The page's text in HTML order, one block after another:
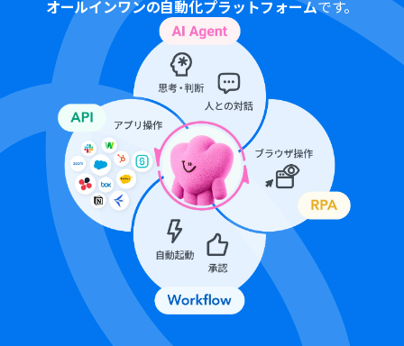
対象のアプリや機能（オペレーション）を使用すること
ができます。詳しくは、料金プラン
のページをご参照くだ
さい。
Freshsalesはミニプラン以上でご利用いただけるアプリ
となっております。フリープラン・パーソナルプランの場
合は設定しているフローボットのオペレーションやデー
タコネクトはエラーとなりますので、ご注意ください。
ミニプラン・チームプラン・サクセスプランなどの有料プ
ランは、2週間の無料トライアルを行うことが可能です。
無料トライアル中には制限対象のアプリを使用すること
ができます。 詳しくは、料金プラン
のページをご参照く
ださい。
オールインワンの自動化プラットフォームです。